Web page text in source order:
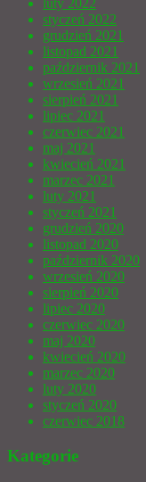
luty 2022
styczeń 2022
grudzień 2021
listopad 2021
październik 2021
wrzesień 2021
sierpień 2021
lipiec 2021
czerwiec 2021
maj 2021
kwiecień 2021
marzec 2021
luty 2021
styczeń 2021
grudzień 2020
listopad 2020
październik 2020
wrzesień 2020
sierpień 2020
lipiec 2020
czerwiec 2020
maj 2020
kwiecień 2020
marzec 2020
luty 2020
styczeń 2020
czerwiec 2018
Kategorie